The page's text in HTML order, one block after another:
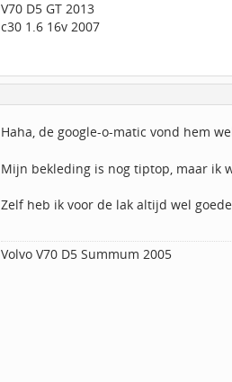
V70 D5 GT 2013
c30 1.6 16v 2007
Haha, de google-o-matic vond hem
Mijn bekleding is nog tiptop, maar ik
Zelf heb ik voor de lak altijd wel
Volvo V70 D5 Summum 2005